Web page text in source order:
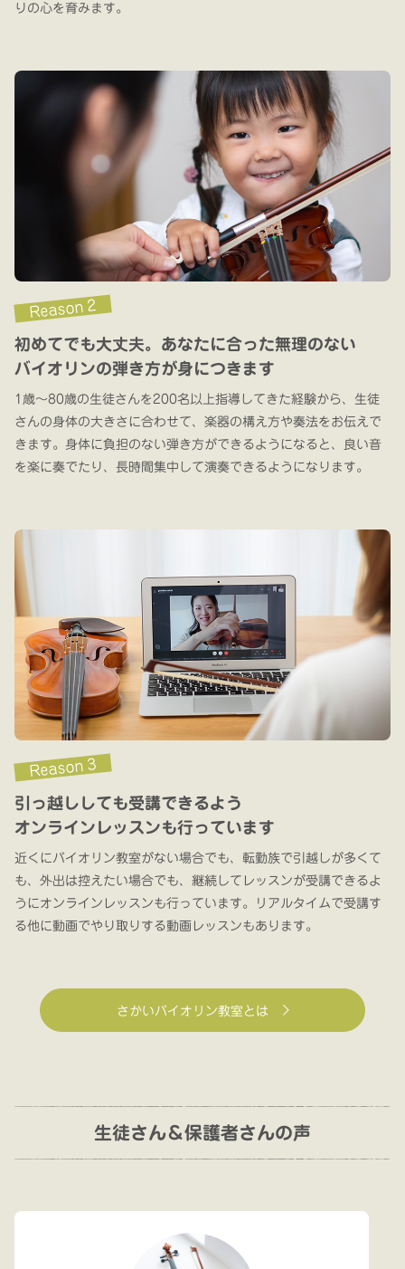
りの心を育みます。
Reason 2
初めてでも大丈夫。あなたに合った無理のない
バイオリンの弾き方が身につきます
1歳〜80歳の生徒さんを200名以上指導してきた経験から、生徒
さんの身体の大きさに合わせて、楽器の構え方や奏法をお伝えで
きます。身体に負担のない弾き方ができるようになると、良い音
を楽に奏でたり、長時間集中して演奏できるようになります。
Reason 3
引っ越ししても受講できるよう
オンラインレッスンも行っています
近くにバイオリン教室がない場合でも、転勤族で引越しが多くて
も、外出は控えたい場合でも、継続してレッスンが受講できるよ
うにオンラインレッスンも行っています。リアルタイムで受講す
る他に動画でやり取りする動画レッスンもあります。
さかいバイオリン教室とは
生徒さん＆保護者さんの声